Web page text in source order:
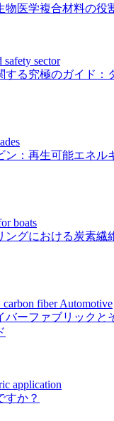
物医学複合材料の役
する究極のガイド：
ン：再生可能エネル
ングにおける炭素繊
バーファブリックと
すか？